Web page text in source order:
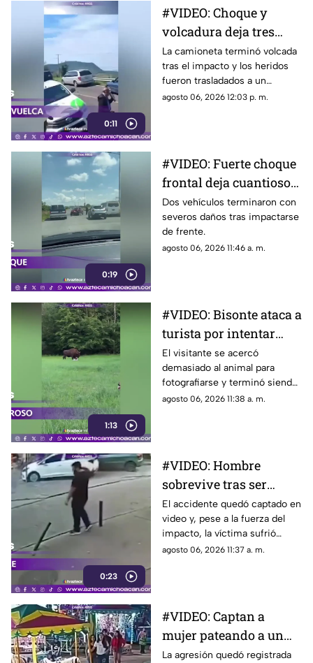
0:11
#VIDEO: Choque y
volcadura deja tres
personas lesionadas
La camioneta terminó volcada
tras el impacto y los heridos
fueron trasladados a un
hospital.
agosto 06, 2026 12:03 p. m.
0:19
#VIDEO: Fuerte choque
frontal deja cuantiosos
daños
Dos vehículos terminaron con
severos daños tras impactarse
de frente.
agosto 06, 2026 11:46 a. m.
1:13
#VIDEO: Bisonte ataca a
turista por intentar
tomarse un selfie
El visitante se acercó
demasiado al animal para
fotografiarse y terminó siendo
embestido.
agosto 06, 2026 11:38 a. m.
0:23
#VIDEO: Hombre
sobrevive tras ser
aplastado por un árbol
El accidente quedó captado en
video y, pese a la fuerza del
impacto, la víctima sufrió
lesiones leves.
agosto 06, 2026 11:37 a. m.
#VIDEO: Captan a
mujer pateando a un
pony durante una feria
La agresión quedó registrada